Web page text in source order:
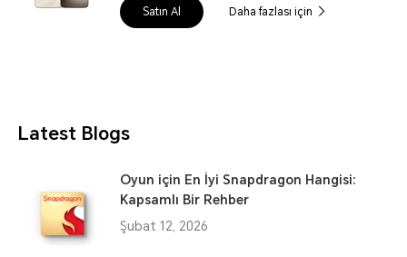
Satın Al Daha fazlası için
Latest Blogs
Oyun için En İyi Snapdragon Hangisi:
Kapsamlı Bir Rehber
Şubat 12, 2026